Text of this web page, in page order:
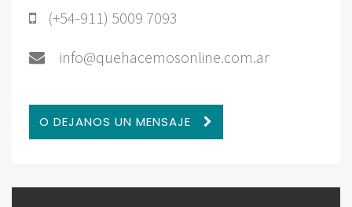
(+54-911) 5009 7093
info@quehacemosonline.com.ar
O DEJANOS UN MENSAJE